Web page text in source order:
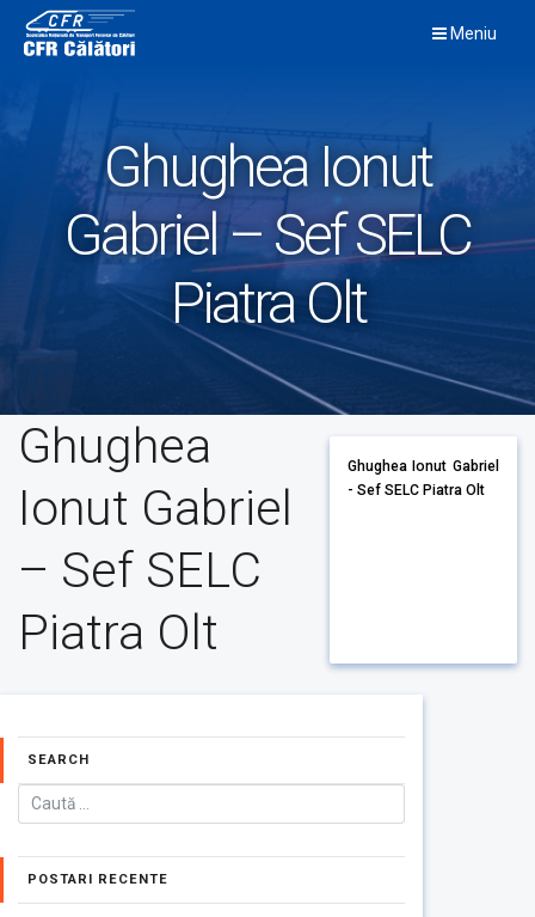
content
Meniu
Ghughea Ionut
Gabriel – Sef SELC
Piatra Olt
Ghughea
Ionut Gabriel
– Sef SELC
Piatra Olt
Ghughea Ionut Gabriel
- Sef SELC Piatra Olt
SEARCH
POSTARI RECENTE